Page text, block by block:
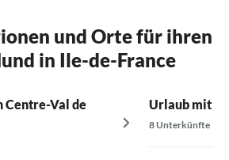
und Orte für ihren
in Ile-de-France
Centre-Val de
Urlaub mit
8 Unterkünfte